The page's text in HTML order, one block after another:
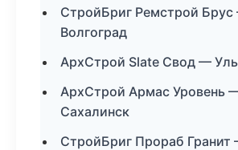
СтройБриг Ремстрой
Волгоград
АрхСтрой Slate Свод —
АрхСтрой Армас
Сахалинск
СтройБриг Прораб